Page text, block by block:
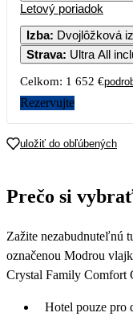
Letový poriadok
Izba: Dvojlôžková
Strava: Ultra All
Celkom: 1 652 €
Rezervujte
uložiť do obľúbených
Prečo si
Zažite nezabudnuteľnú
označenou Modrou
Crystal Family Comfort
Hotel pouze pro